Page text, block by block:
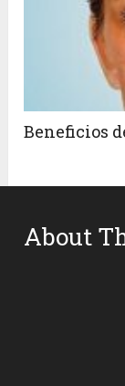
Beneficios
About